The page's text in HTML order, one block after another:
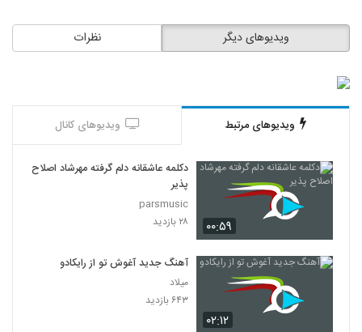
نظرات ویدیوهای دیگر
ویدیوهای مرتبط ویدیوهای کانال
۰۰:۵۹
دکلمه عاشقانه دلم گرفته مهرشاد اصلاح
پذیر
parsmusic
۲۸ بازدید
۰۲:۱۲
آهنگ جدید آغوش تو از رایکادو
میلاد
۶۴۳ بازدید